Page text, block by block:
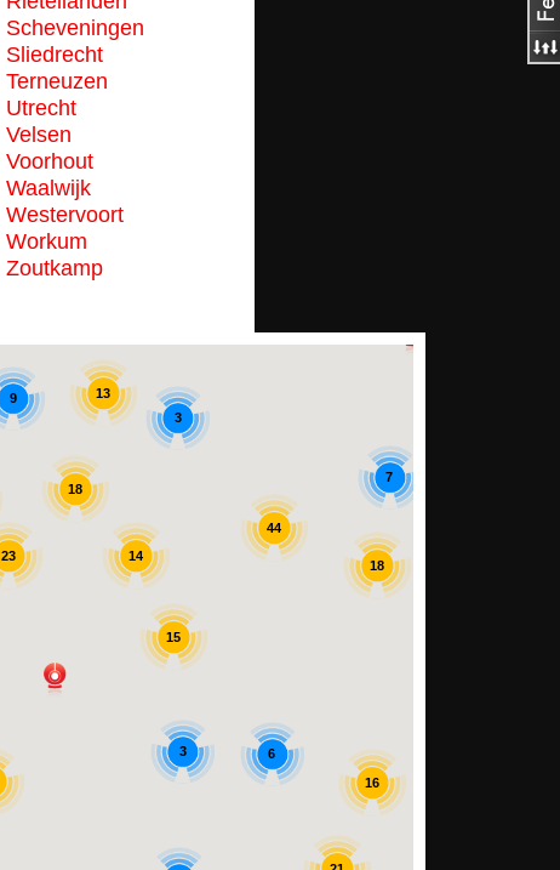
Scheveningen
Sliedrecht
Terneuzen
Utrecht
Velsen
Voorhout
Waalwijk
Westervoort
Workum
Zoutkamp
16
6
3
23 14
15
18
44
13
9
18
7
3